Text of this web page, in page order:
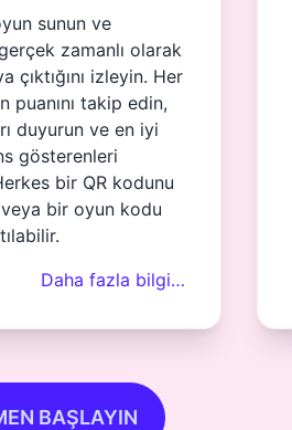
sunun ve
zamanlı olarak
çıktığını izleyin. Her
puanını takip edin,
duyurun ve en iyi
gösterenleri
bir QR kodunu
bir oyun kodu
Daha fazla bilgi…
BAŞLAYIN